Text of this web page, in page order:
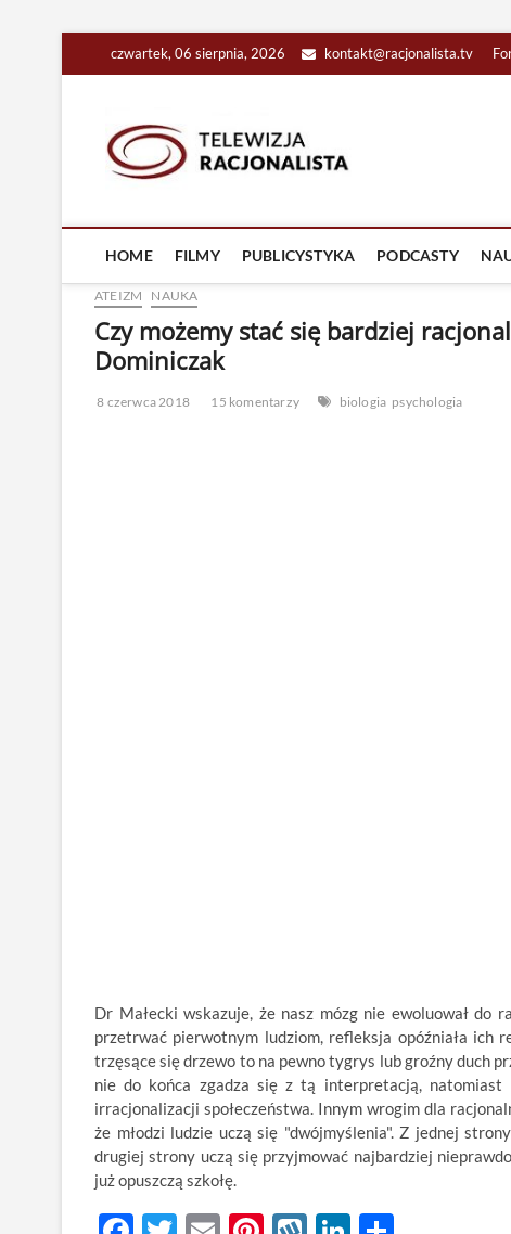
czwartek, 06 sierpnia, 2026 kontakt@racjonalista.tv
HOME FILMY PUBLICYSTYKA PODCASTY
ATEIZM NAUKA
Czy możemy stać się bardziej
Dominiczak
8 czerwca 2018 15 komentarzy biologia psychologia
Dr Małecki wskazuje, że nasz mózg nie ewoluował do
przetrwać pierwotnym ludziom, refleksja opóźniała ich
trzęsące się drzewo to na pewno tygrys lub groźny duch
nie do końca zgadza się z tą interpretacją, natomiast
irracjonalizacji społeczeństwa. Innym wrogim dla
że młodzi ludzie uczą się "dwójmyślenia". Z jednej
drugiej strony uczą się przyjmować najbardziej
już opuszczą szkołę.